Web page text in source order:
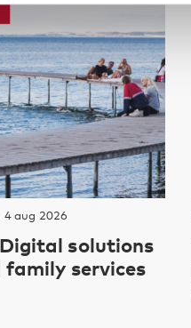
4 aug 2026
solutions
services